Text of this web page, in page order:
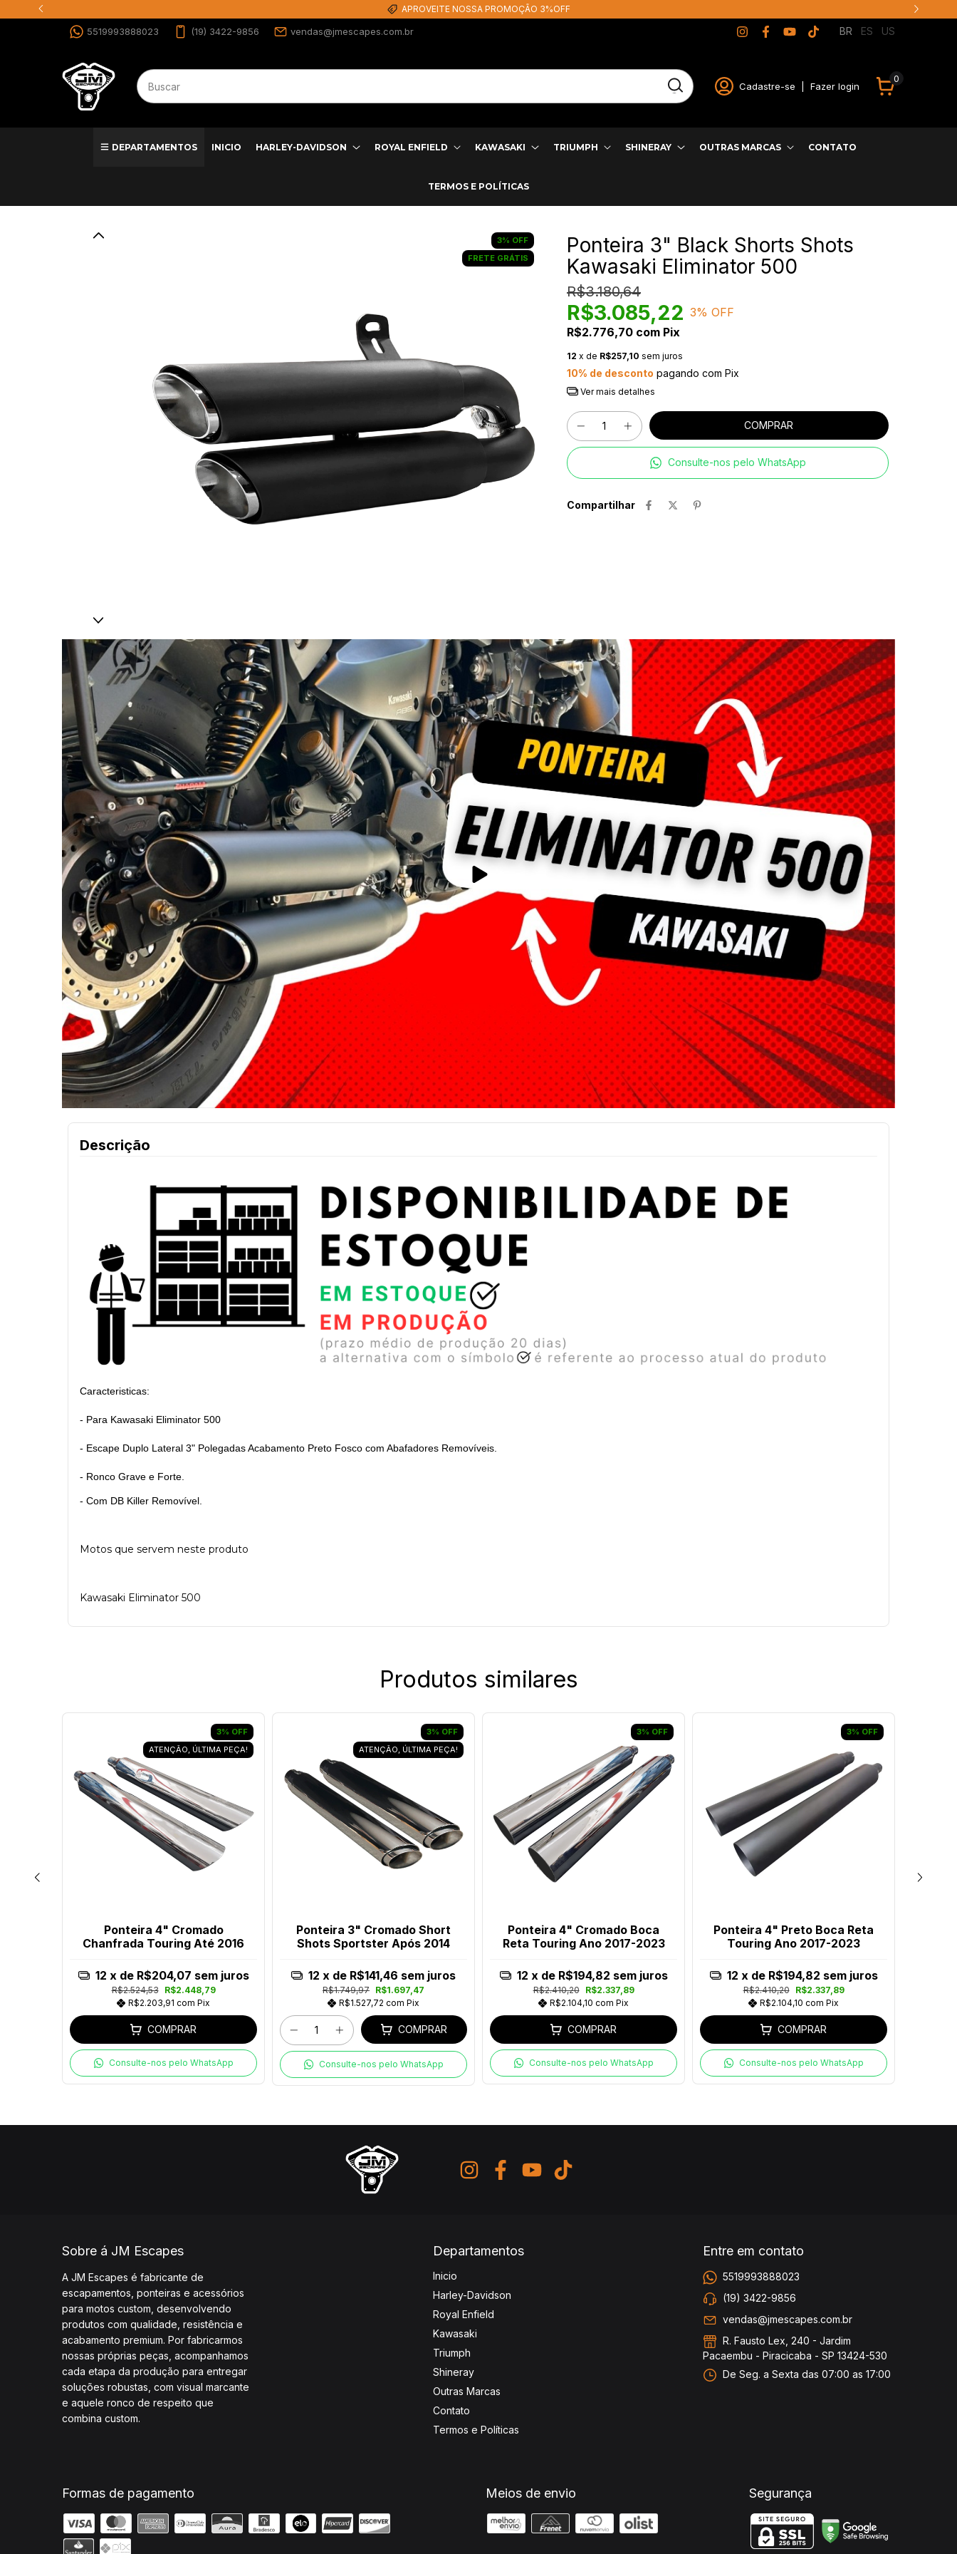
EM ATÉ 12X SEM JUROS
5519993888023 (19) 3422-9856 vendas@jmescapes.com.br BR ES US
Cadastre-se Fazer login
0
DEPARTAMENTOS INICIO HARLEY-DAVIDSON ROYAL ENFIELD KAWASAKI TRIUMPH SHINERAY OUTRAS MARCAS CONTATO
TERMOS E POLÍTICAS
3% OFF
FRETE GRÁTIS
Ponteira 3" Black Shorts Shots
Kawasaki Eliminator 500
R$3.180,64
R$3.085,22 3% OFF
R$2.776,70 com Pix
12 x de R$257,10 sem juros
10% de desconto pagando com Pix
Ver mais detalhes
Consulte-nos pelo WhatsApp
Compartilhar
Descrição
Caracteristicas:
- Para Kawasaki Eliminator 500
- Escape Duplo Lateral 3" Polegadas Acabamento Preto Fosco com Abafadores Removíveis.
- Ronco Grave e Forte.
- Com DB Killer Removível.
Motos que servem neste produto
Kawasaki Eliminator 500
Produtos similares
3% OFF
ATENÇÃO, ÚLTIMA PEÇA!
Ponteira 4" Cromado
Chanfrada Touring Até 2016
R$2.524,53
R$2.448,79
R$2.203,91 com Pix
12 x de R$204,07 sem juros
COMPRAR
Consulte-nos pelo WhatsApp
3% OFF
ATENÇÃO, ÚLTIMA PEÇA!
Ponteira 3" Cromado Short
Shots Sportster Após 2014
R$1.749,97 R$1.697,47
R$1.527,72 com Pix
12 x de R$141,46 sem juros
COMPRAR
Consulte-nos pelo WhatsApp
3% OFF
Ponteira 4" Cromado Boca
Reta Touring Ano 2017-2023
R$2.410,20
R$2.337,89
R$2.104,10 com Pix
12 x de R$194,82 sem juros
COMPRAR
Consulte-nos pelo WhatsApp
3% OFF
Ponteira 4" Preto Boca Reta
Touring Ano 2017-2023
R$2.410,20
R$2.337,89
R$2.104,10 com Pix
12 x de R$194,82 sem juros
COMPRAR
Consulte-nos pelo WhatsApp
Sobre á JM Escapes
A JM Escapes é fabricante de
escapamentos, ponteiras e acessórios
para motos custom, desenvolvendo
produtos com qualidade, resistência e
acabamento premium. Por fabricarmos
nossas próprias peças, acompanhamos
cada etapa da produção para entregar
soluções robustas, com visual marcante
e aquele ronco de respeito que
combina custom.
Departamentos
Inicio
Harley-Davidson
Royal Enfield
Kawasaki
Triumph
Shineray
Outras Marcas
Contato
Termos e Políticas
Entre em contato
5519993888023
(19) 3422-9856
vendas@jmescapes.com.br
R. Fausto Lex, 240 - Jardim
Pacaembu - Piracicaba - SP 13424-530
De Seg. a Sexta das 07:00 as 17:00
Formas de pagamento Meios de envio Segurança